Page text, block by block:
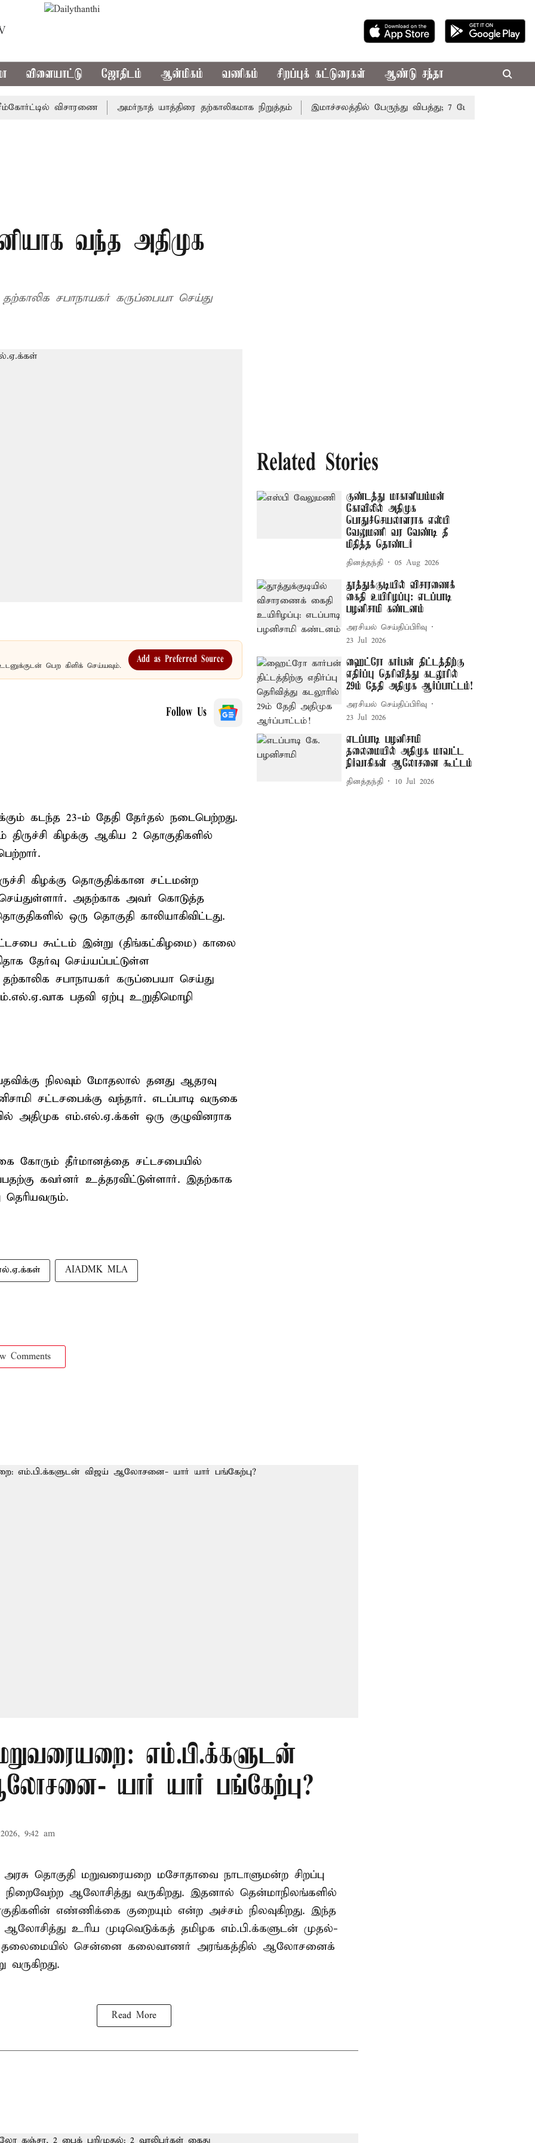
விளையாட்டு ஜோதிடம் ஆன்மிகம் வணிகம் சிறப்புக் கட்டுரைகள் ஆண்டு சந்தா
விசாரணை அமர்நாத் யாத்திரை தற்காலிகமாக நிறுத்தம் இமாச்சலத்தில் பேருந்து விபத்து; 7 பேர் பலி - பிரதமர்
வந்த அதிமுக
சபாநாயகர் கருப்பையா செய்து
பெற கிளிக் செய்யவும்.
Add as Preferred Source
Follow Us
கடந்த 23-ம் தேதி தேர்தல் நடைபெற்றது.
கிழக்கு ஆகிய 2 தொகுதிகளில்
கிழக்கு தொகுதிக்கான சட்டமன்ற
அதற்காக அவர் கொடுத்த
ஒரு தொகுதி காலியாகிவிட்டது.
கூட்டம் இன்று (திங்கட்கிழமை) காலை
தேர்வு செய்யப்பட்டுள்ள
சபாநாயகர் கருப்பையா செய்து
பதவி ஏற்பு உறுதிமொழி
நிலவும் மோதலால் தனது ஆதரவு
சட்டசபைக்கு வந்தார். எடப்பாடி வருகை
அதிமுக எம்.எல்.ஏ.க்கள் ஒரு குழுவினராக
கோரும் தீர்மானத்தை சட்டசபையில்
கவர்னர் உத்தரவிட்டுள்ளார். இதற்காக
AIADMK MLA
Comments
Related Stories
குண்டத்து மாகாளியம்மன்
கோவிலில் அதிமுக
பொதுச்செயலாளராக எஸ்பி
வேலுமணி வர வேண்டி தீ
மிதித்த தொண்டர்
தினத்தந்தி 05 Aug 2026
தூத்துக்குடியில் விசாரணைக்
கைதி உயிரிழப்பு: எடப்பாடி
பழனிசாமி கண்டனம்
அரசியல் செய்திப்பிரிவு
23 Jul 2026
ஹைட்ரோ கார்பன் திட்டத்திற்கு
எதிர்ப்பு தெரிவித்து கடலூரில்
29ம் தேதி அதிமுக ஆர்ப்பாட்டம்!
அரசியல் செய்திப்பிரிவு
23 Jul 2026
எடப்பாடி பழனிசாமி
தலைமையில் அதிமுக மாவட்ட
நிர்வாகிகள் ஆலோசனை கூட்டம்
தினத்தந்தி 10 Jul 2026
எம்.பி.க்களுடன்
யார் யார் பங்கேற்பு?
9:42 am
தொகுதி மறுவரையறை மசோதாவை நாடாளுமன்ற சிறப்பு
நிறைவேற்ற ஆலோசித்து வருகிறது. இதனால் தென்மாநிலங்களில்
எண்ணிக்கை குறையும் என்ற அச்சம் நிலவுகிறது. இந்த
ஆலோசித்து உரிய முடிவெடுக்கத் தமிழக எம்.பி.க்களுடன் முதல்-
தலைமையில் சென்னை கலைவாணர் அரங்கத்தில் ஆலோசனைக்
Read More